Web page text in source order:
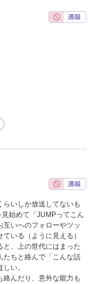
いしか放送してないも
始めて「JUMPってこん
いへのフォローやツッ
いる（ように見える）
と、上の世代にはまった
たちと絡んで「こんな話
い。
絡んだり、意外な能力も